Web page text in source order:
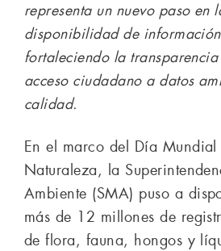
representa un nuevo paso en
disponibilidad de
fortaleciendo la
acceso ciudadano a datos
calidad.
En el marco del Día Mundial
Naturaleza, la
Ambiente (SMA) puso a
más de 12 millones de
de flora, fauna, hongos y